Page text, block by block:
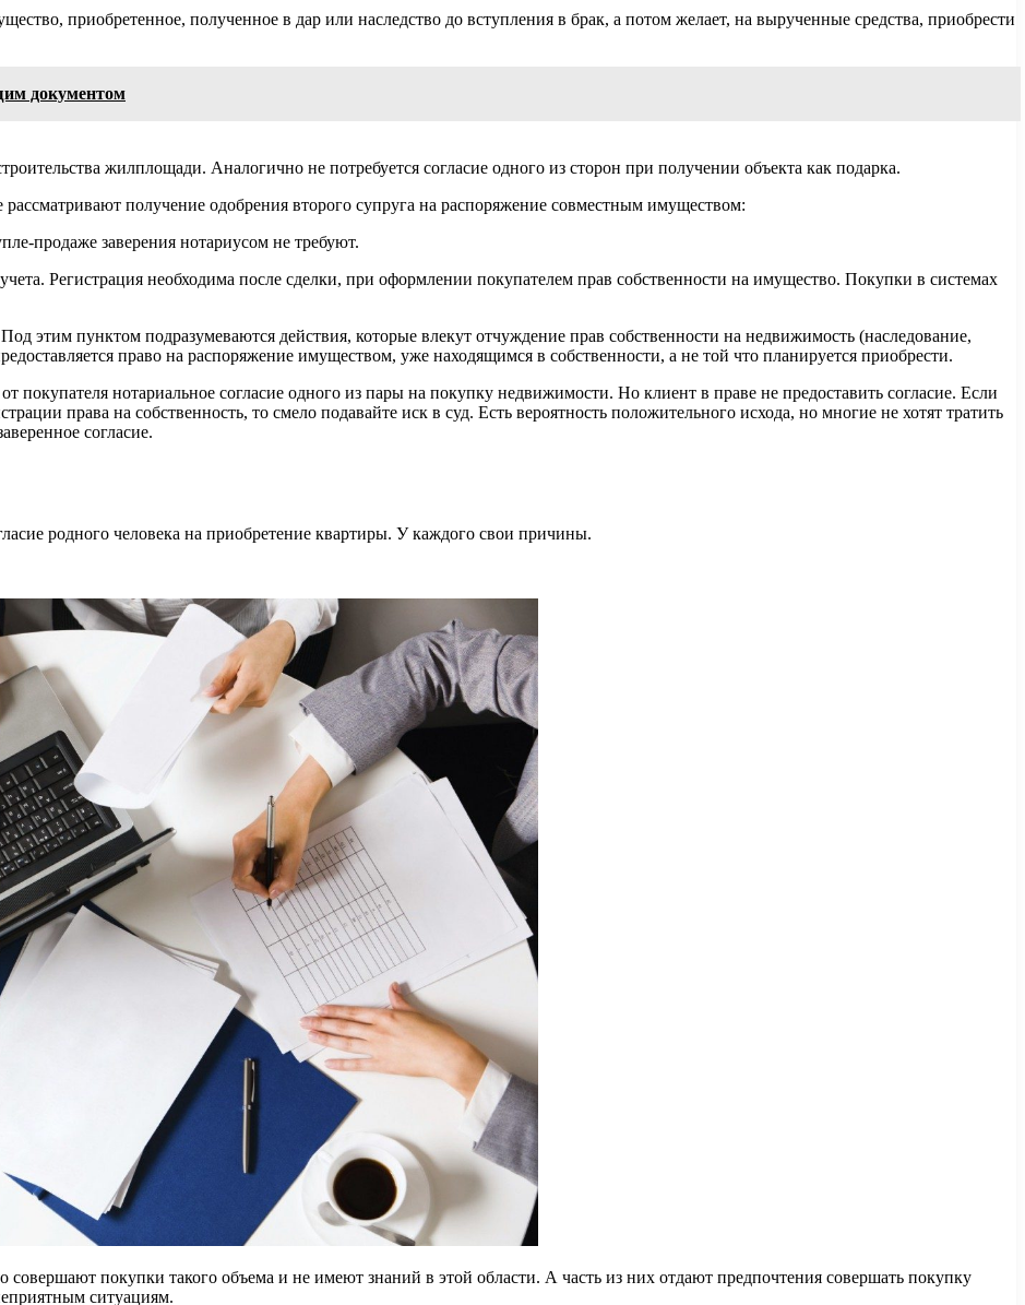
приобретенное, полученное в дар или наследство до вступления в брак, а потом желает, на вырученные средства, приобрести
документом
жилплощади. Аналогично не потребуется согласие одного из сторон при получении объекта как подарка.
рассматривают получение одобрения второго супруга на распоряжение совместным имуществом:
продаже заверения нотариусом не требуют.
Регистрация необходима после сделки, при оформлении покупателем прав собственности на имущество. Покупки в системах
этим пунктом подразумеваются действия, которые влекут отчуждение прав собственности на недвижимость (наследование,
право на распоряжение имуществом, уже находящимся в собственности, а не той что планируется приобрести.
покупателя нотариальное согласие одного из пары на покупку недвижимости. Но клиент в праве не предоставить согласие. Если
права на собственность, то смело подавайте иск в суд. Есть вероятность положительного исхода, но многие не хотят тратить
согласие.
родного человека на приобретение квартиры. У каждого свои причины.
покупки такого объема и не имеют знаний в этой области. А часть из них отдают предпочтения совершать покупку
ситуациям.